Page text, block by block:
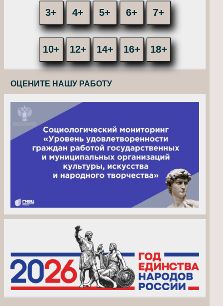
3+ 4+ 5+ 6+ 7+
10+ 12+ 14+ 16+ 18+
ОЦЕНИТЕ НАШУ РАБОТУ